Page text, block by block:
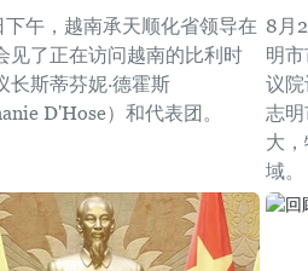
下午，越南承天顺化省领导在
见了正在访问越南的比利时
长斯蒂芬妮·德霍斯
D'Hose）和代表团。
8月
明
议院
志
大
域。